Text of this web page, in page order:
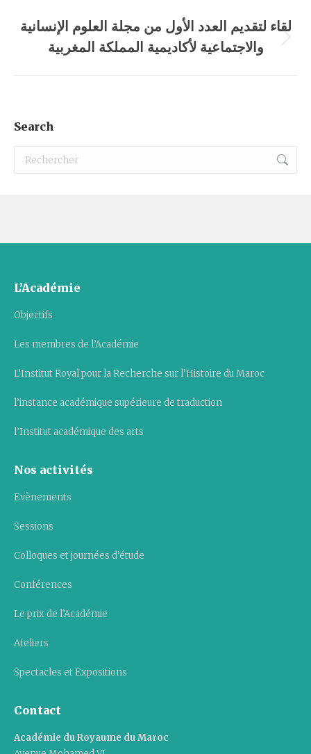
:
Album
لقاء لتقديم العدد الأول من مجلة العلوم الإنسانية
والاجتماعية لأكاديمية المملكة المغربية
Search
Recherche
L’Académie
Objectifs
Les membres de l’Académie
L’Institut Royal pour la Recherche sur l’Histoire du Maroc
l’instance académique supérieure de traduction
l’Institut académique des arts
Nos activités
Evènements
Sessions
Colloques et journées d’étude
Conférences
Le prix de l’Académie
Ateliers
Spectacles et Expositions
Contact
Académie du Royaume du Maroc